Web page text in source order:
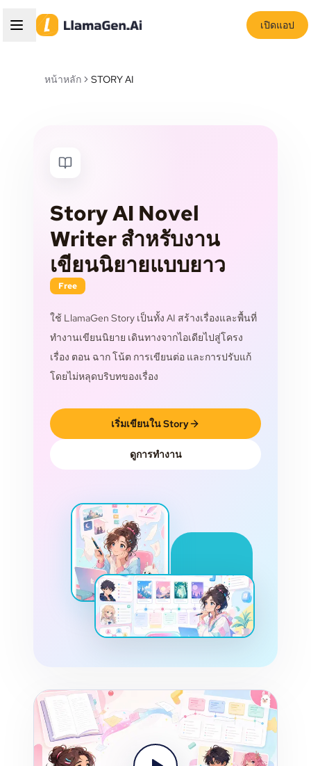
เปิดแอป
หน้าหลัก STORY AI
Story AI Novel
Writer สำหรับงาน
เขียนนิยายแบบยาว
Free
ใช้ LlamaGen Story เป็นทั้ง AI สร้างเรื่องและพื้นที่
ทำงานเขียนนิยาย เดินทางจากไอเดียไปสู่โครง
เรื่อง ตอน ฉาก โน้ต การเขียนต่อ และการปรับแก้
โดยไม่หลุดบริบทของเรื่อง
เริ่มเขียนใน Story
ดูการทำงาน